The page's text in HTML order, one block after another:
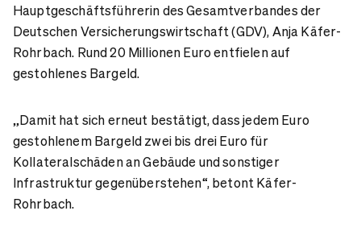
Hauptgeschäftsführerin des Gesamtverbandes der
Deutschen Versicherungswirtschaft (GDV), Anja Käfer-
Rohrbach. Rund 20 Millionen Euro entfielen auf
gestohlenes Bargeld.
„Damit hat sich erneut bestätigt, dass jedem Euro
gestohlenem Bargeld zwei bis drei Euro für
Kollateralschäden an Gebäude und sonstiger
Infrastruktur gegenüberstehen“, betont Käfer-
Rohrbach.